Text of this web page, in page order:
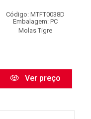
Código: MTFT0038D
Embalagem: PC
Molas Tigre
Ver preço